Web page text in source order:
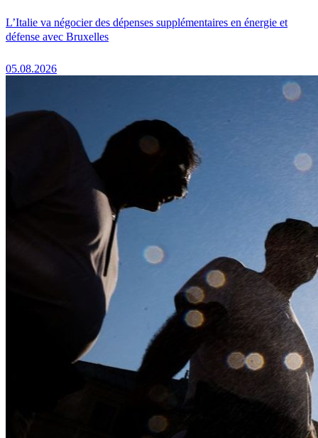
L’Italie va négocier des dépenses supplémentaires en énergie et
défense avec Bruxelles
05.08.2026